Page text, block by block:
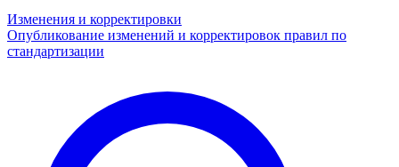
Изменения и корректировки
Опубликование изменений и корректировок правил по
стандартизации